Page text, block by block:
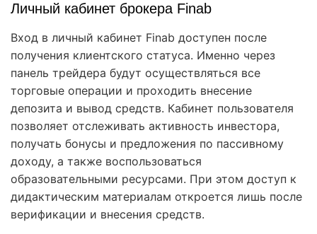
Личный кабинет брокера Finab
Вход в личный кабинет Finab доступен после
получения клиентского статуса. Именно через
панель трейдера будут осуществляться все
торговые операции и проходить внесение
депозита и вывод средств. Кабинет пользователя
позволяет отслеживать активность инвестора,
получать бонусы и предложения по пассивному
доходу, а также воспользоваться
образовательными ресурсами. При этом доступ к
дидактическим материалам откроется лишь после
верификации и внесения средств.